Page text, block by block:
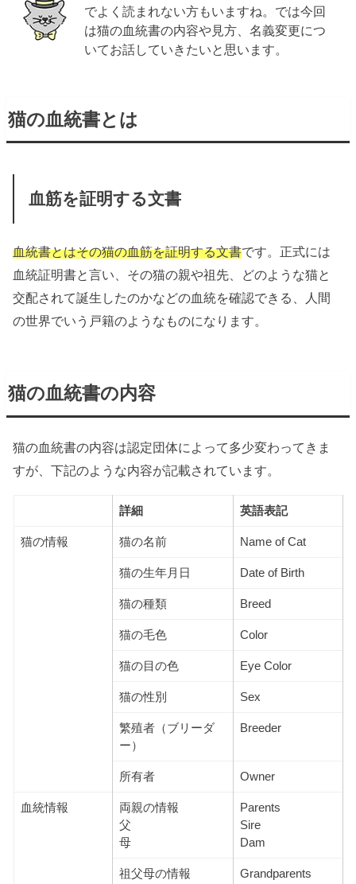
でよく読まれない方もいますね。では今回
は猫の血統書の内容や見方、名義変更につ
いてお話していきたいと思います。
猫の血統書とは
血筋を証明する文書
血統書とはその猫の血筋を証明する文書です。正式には
血統証明書と言い、その猫の親や祖先、どのような猫と
交配されて誕生したのかなどの血統を確認できる、人間
の世界でいう戸籍のようなものになります。
猫の血統書の内容
猫の血統書の内容は認定団体によって多少変わってきま
すが、下記のような内容が記載されています。
詳細 英語表記
猫の情報 猫の名前 Name of Cat
猫の生年月日 Date of Birth
猫の種類 Breed
猫の毛色 Color
猫の目の色 Eye Color
猫の性別 Sex
繁殖者（ブリーダ
ー）
Breeder
所有者 Owner
血統情報
両親の情報
父
母
Parents
Sire
Dam
祖父母の情報
Grandparents